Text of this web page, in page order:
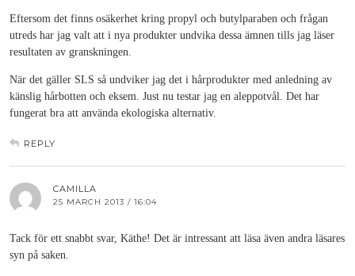
Eftersom det finns osäkerhet kring propyl och butylparaben och frågan
utreds har jag valt att i nya produkter undvika dessa ämnen tills jag läser
resultaten av granskningen.
När det gäller SLS så undviker jag det i hårprodukter med anledning av
känslig hårbotten och eksem. Just nu testar jag en aleppotvål. Det har
fungerat bra att använda ekologiska alternativ.
REPLY
CAMILLA
25 MARCH 2013 / 16:04
Tack för ett snabbt svar, Käthe! Det är intressant att läsa även andra läsares
syn på saken.